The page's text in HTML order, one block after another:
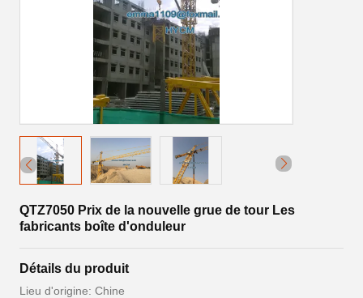
QTZ7050 Prix de la nouvelle grue de tour Les
fabricants boîte d'onduleur
Détails du produit
Lieu d'origine: Chine